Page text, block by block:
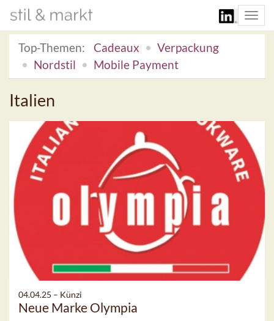
Top-Themen:
Cadeaux
Verpackung
Nordstil
Mobile Payment
Italien
04.04.25 – Künzi
Neue Marke Olympia